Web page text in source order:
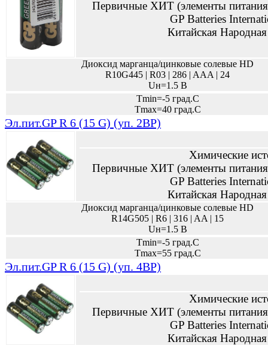
Первичные ХИТ (элементы
GP Batteries
Китайская
Диоксид марганца/цинковые солевые HD
R10G445 | R03 | 286 | AAA | 24
Uн=1.5 В
Tmin=-5 град.С
Tmax=40 град.С
Эл.пит.GP R 6 (15 G) (уп. 2BP)
Химические
Первичные ХИТ (элементы
GP Batteries
Китайская
Диоксид марганца/цинковые солевые HD
R14G505 | R6 | 316 | AA | 15
Uн=1.5 В
Tmin=-5 град.С
Tmax=55 град.С
Эл.пит.GP R 6 (15 G) (уп. 4BP)
Химические
Первичные ХИТ (элементы
GP Batteries
Китайская